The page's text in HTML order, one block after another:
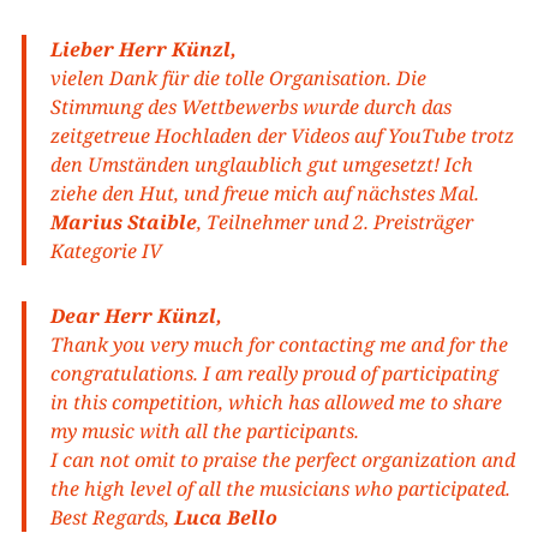
Lieber Herr Künzl,
vielen Dank für die tolle Organisation. Die
Stimmung des Wettbewerbs wurde durch das
zeitgetreue Hochladen der Videos auf YouTube trotz
den Umständen unglaublich gut umgesetzt! Ich
ziehe den Hut, und freue mich auf nächstes Mal.
Marius Staible, Teilnehmer und 2. Preisträger
Kategorie IV
Dear Herr Künzl,
Thank you very much for contacting me and for the
congratulations. I am really proud of participating
in this competition, which has allowed me to share
my music with all the participants.
I can not omit to praise the perfect organization and
the high level of all the musicians who participated.
Best Regards,Luca Bello